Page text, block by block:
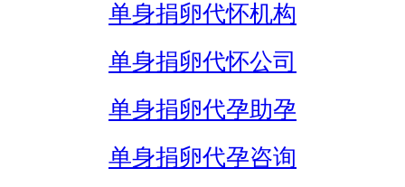
单身捐卵代怀机构
单身捐卵代怀公司
单身捐卵代孕助孕
单身捐卵代孕咨询